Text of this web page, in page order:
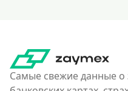
Самые свежие данные о